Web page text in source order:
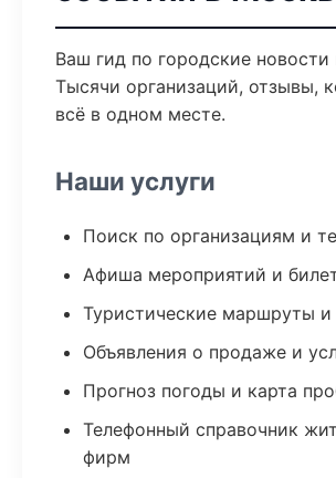
Ваш гид по городские новости
Тысячи организаций, отзывы,
всё в одном месте.
Наши услуги
Поиск по организациям и
Афиша мероприятий и
Туристические маршруты и
Объявления о продаже и
Прогноз погоды и карта
Телефонный справочник
фирм